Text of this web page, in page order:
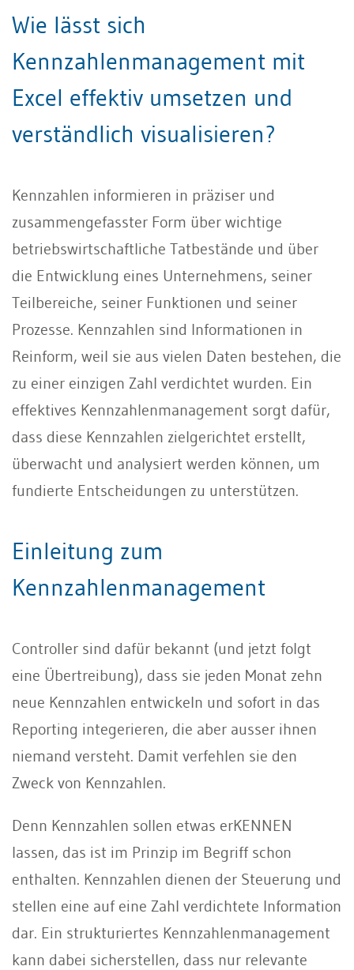
Wie lässt sich
Kennzahlenmanagement mit
Excel effektiv umsetzen und
verständlich visualisieren?
Kennzahlen informieren in präziser und
zusammengefasster Form über wichtige
betriebswirtschaftliche Tatbestände und über
die Entwicklung eines Unternehmens, seiner
Teilbereiche, seiner Funktionen und seiner
Prozesse. Kennzahlen sind Informationen in
Reinform, weil sie aus vielen Daten bestehen, die
zu einer einzigen Zahl verdichtet wurden. Ein
effektives Kennzahlenmanagement sorgt dafür,
dass diese Kennzahlen zielgerichtet erstellt,
überwacht und analysiert werden können, um
fundierte Entscheidungen zu unterstützen.
Einleitung zum
Kennzahlenmanagement
Controller sind dafür bekannt (und jetzt folgt
eine Übertreibung), dass sie jeden Monat zehn
neue Kennzahlen entwickeln und sofort in das
Reporting integerieren, die aber ausser ihnen
niemand versteht. Damit verfehlen sie den
Zweck von Kennzahlen.
Denn Kennzahlen sollen etwas erKENNEN
lassen, das ist im Prinzip im Begriff schon
enthalten. Kennzahlen dienen der Steuerung und
stellen eine auf eine Zahl verdichtete Information
dar. Ein strukturiertes Kennzahlenmanagement
kann dabei sicherstellen, dass nur relevante